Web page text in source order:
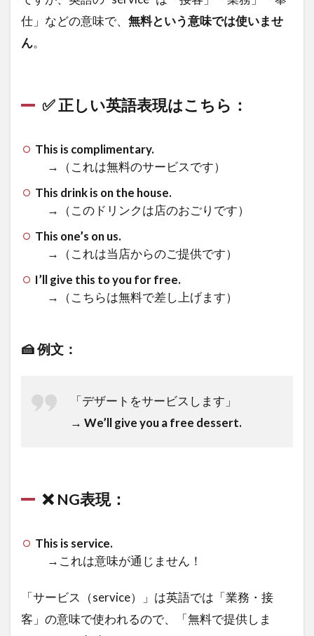
仕」などの意味で、 無料という意味では使いませ
ん。
✅ 正しい英語表現はこちら：
This is complimentary.
→（これは無料のサービスです）
This drink is on the house.
→（このドリンクは店のおごりです）
This one’s on us.
→（これは当店からのご提供です）
I’ll give this to you for free.
→（こちらは無料で差し上げます）
🍰 例文：
「デザートをサービスします」
→ We’ll give you a free dessert.
❌ NG表現：
This is service.
→これは意味が通じません！
「サービス（service）」は英語では「業務・接
客」の意味で使われるので、「無料で提供しま